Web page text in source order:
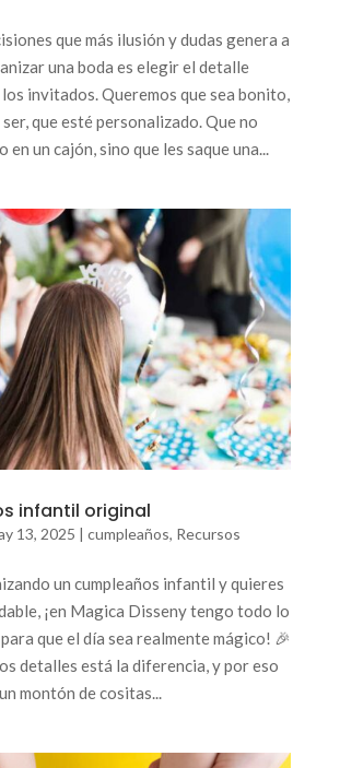
que más ilusión y dudas genera a
una boda es elegir el detalle
invitados. Queremos que sea bonito,
que esté personalizado. Que no
en un cajón, sino que les saque una...
infantil original
13, 2025 | cumpleaños, Recursos
un cumpleaños infantil y quieres
¡en Magica Disseny tengo todo lo
que el día sea realmente mágico! 🎉
detalles está la diferencia, y por eso
montón de cositas...